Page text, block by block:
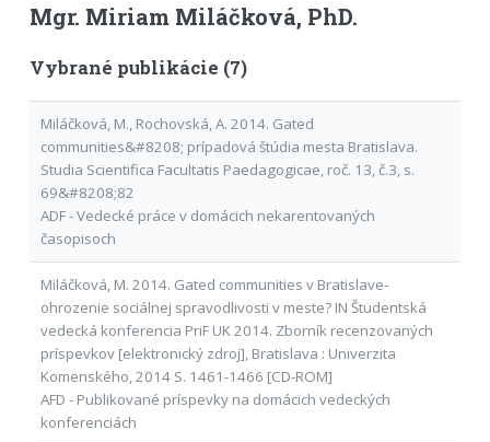
Mgr. Miriam Miláčková, PhD.
Vybrané publikácie (7)
Miláčková, M., Rochovská, A. 2014. Gated
communities&#8208; prípadová štúdia mesta Bratislava.
Studia Scientifica Facultatis Paedagogicae, roč. 13, č.3, s.
69&#8208;82
ADF - Vedecké práce v domácich nekarentovaných
časopisoch
Miláčková, M. 2014. Gated communities v Bratislave-
ohrozenie sociálnej spravodlivosti v meste? IN Študentská
vedecká konferencia PriF UK 2014. Zborník recenzovaných
príspevkov [elektronický zdroj], Bratislava : Univerzita
Komenského, 2014 S. 1461-1466 [CD-ROM]
AFD - Publikované príspevky na domácich vedeckých
konferenciách